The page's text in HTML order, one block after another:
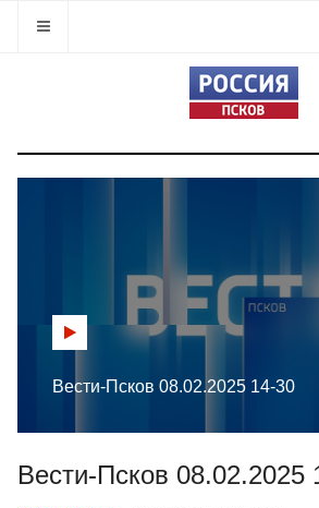
Вести-Псков 08.02.2025 14-30
Вести-Псков 08.02.2025